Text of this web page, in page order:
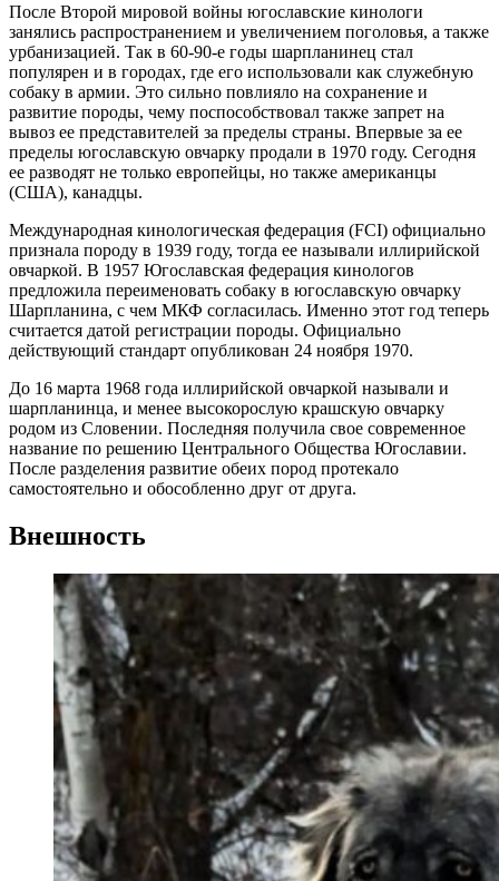
После Второй мировой войны югославские кинологи
занялись распространением и увеличением поголовья, а также
урбанизацией. Так в 60-90-е годы шарпланинец стал
популярен и в городах, где его использовали как служебную
собаку в армии. Это сильно повлияло на сохранение и
развитие породы, чему поспособствовал также запрет на
вывоз ее представителей за пределы страны. Впервые за ее
пределы югославскую овчарку продали в 1970 году. Сегодня
ее разводят не только европейцы, но также американцы
(США), канадцы.
Международная кинологическая федерация (FCI) официально
признала породу в 1939 году, тогда ее называли иллирийской
овчаркой. В 1957 Югославская федерация кинологов
предложила переименовать собаку в югославскую овчарку
Шарпланина, с чем МКФ согласилась. Именно этот год теперь
считается датой регистрации породы. Официально
действующий стандарт опубликован 24 ноября 1970.
До 16 марта 1968 года иллирийской овчаркой называли и
шарпланинца, и менее высокорослую крашскую овчарку
родом из Словении. Последняя получила свое современное
название по решению Центрального Общества Югославии.
После разделения развитие обеих пород протекало
самостоятельно и обособленно друг от друга.
Внешность